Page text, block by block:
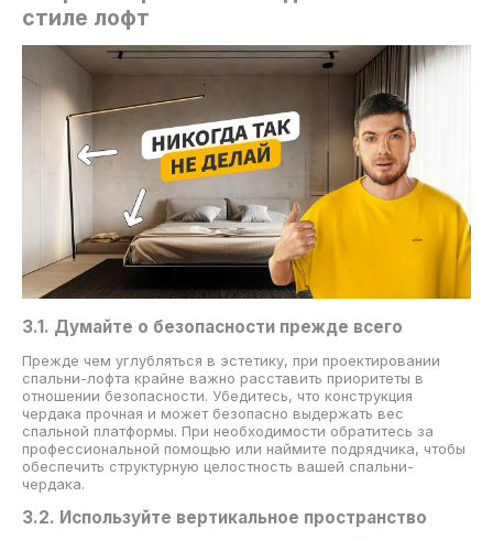
стиле лофт
3.1. Думайте о безопасности прежде всего
Прежде чем углубляться в эстетику, при проектировании
спальни-лофта крайне важно расставить приоритеты в
отношении безопасности. Убедитесь, что конструкция
чердака прочная и может безопасно выдержать вес
спальной платформы. При необходимости обратитесь за
профессиональной помощью или наймите подрядчика, чтобы
обеспечить структурную целостность вашей спальни-
чердака.
3.2. Используйте вертикальное пространство